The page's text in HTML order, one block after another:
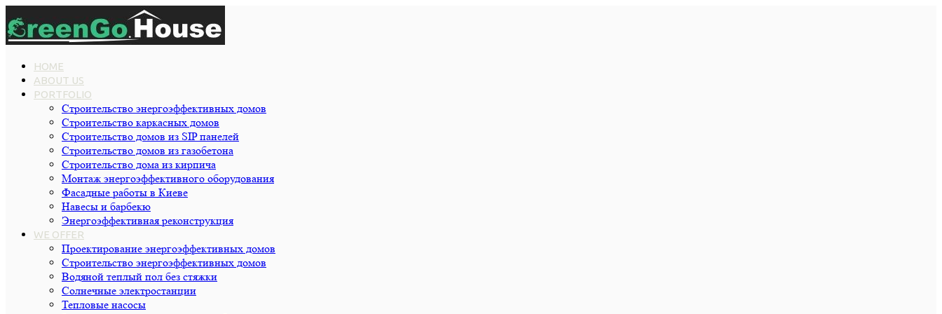
HOME
ABOUT US
PORTFOLIO
Строительство энергоэффективных домов
Строительство каркасных домов
Строительство домов из SIP панелей
Строительство домов из газобетона
Строительство дома из кирпича
Монтаж энергоэффективного оборудования
Фасадные работы в Киеве
Навесы и барбекю
Энергоэффективная реконструкция
WE OFFER
Проектирование энергоэффективных домов
Строительство энергоэффективных домов
Водяной теплый пол без стяжки
Cолнечные электростанции
Тепловые насосы